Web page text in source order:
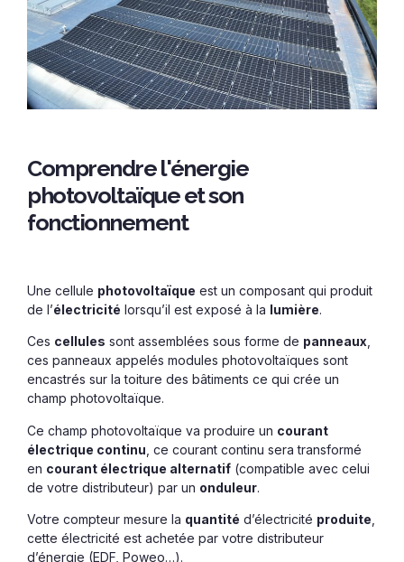
Comprendre l'énergie
photovoltaïque et son
fonctionnement
Une cellule photovoltaïque est un composant qui produit
de l’électricité lorsqu’il est exposé à la lumière.
Ces cellules sont assemblées sous forme de panneaux
ces panneaux appelés modules photovoltaïques sont
encastrés sur la toiture des bâtiments ce qui crée un
champ photovoltaïque.
Ce champ photovoltaïque va produire un courant
électrique continu , ce courant continu sera transformé
en courant électrique alternatif (compatible avec celui
de votre distributeur) par un onduleur.
Votre compteur mesure la quantité d’électricité produite
cette électricité est achetée par votre distributeur
d’énergie (EDF, Poweo…).